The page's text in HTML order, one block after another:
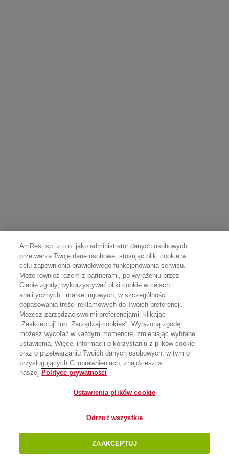
AmRest sp. z o.o. jako administrator danych osobowych
przetwarza Twoje dane osobowe, stosując pliki cookie w
celu zapewnienia prawidłowego funkcjonowania serwisu.
Może również razem z partnerami, po wyrażeniu przez
Ciebie zgody, wykorzystywać pliki cookie w celach
analitycznych i marketingowych, w szczególności
dopasowania treści reklamowych do Twoich preferencji.
Możesz zarządzać swoimi preferencjami, klikając
„Zaakceptuj” lub „Zarządzaj cookies”. Wyrażoną zgodę
możesz wycofać w każdym momencie, zmieniając wybrane
ustawienia. Więcej informacji o korzystaniu z plików cookie
oraz o przetwarzaniu Twoich danych osobowych, w tym o
przysługujących Ci uprawnieniach, znajdziesz w
naszej Polityce prywatności
Ustawienia plików cookie
Odrzuć wszystkie
ZAAKCEPTUJ